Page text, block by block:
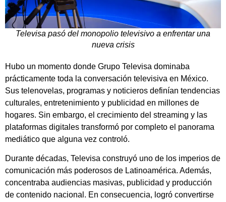
Televisa pasó del monopolio televisivo a enfrentar una
nueva crisis
Hubo un momento donde Grupo Televisa dominaba
prácticamente toda la conversación televisiva en México.
Sus telenovelas, programas y noticieros definían tendencias
culturales, entretenimiento y publicidad en millones de
hogares. Sin embargo, el crecimiento del streaming y las
plataformas digitales transformó por completo el panorama
mediático que alguna vez controló.
Durante décadas, Televisa construyó uno de los imperios de
comunicación más poderosos de Latinoamérica. Además,
concentraba audiencias masivas, publicidad y producción
de contenido nacional. En consecuencia, logró convertirse